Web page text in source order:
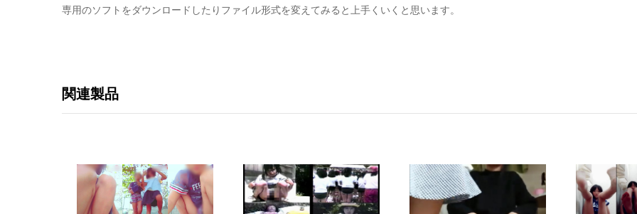
専用のソフトをダウンロードしたりファイル形式を変えてみると上手くいくと思います。
関連製品